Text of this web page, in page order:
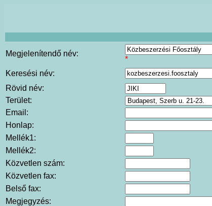
Megjelenítendő név:
*
Keresési név:
Rövid név:
Terület:
Email:
Honlap:
Mellék1:
Mellék2:
Közvetlen szám:
Közvetlen fax:
Belső fax:
Megjegyzés: